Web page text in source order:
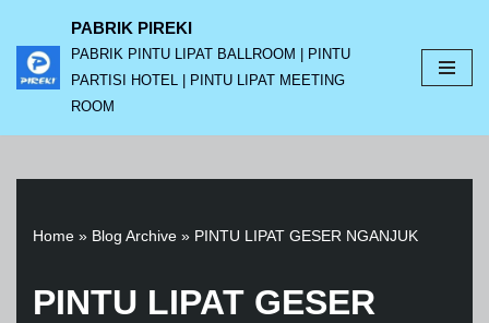
Lompat
ke
PABRIK PIREKI
PABRIK PINTU LIPAT BALLROOM | PINTU
PARTISI HOTEL | PINTU LIPAT MEETING
ROOM
Home » Blog Archive » PINTU LIPAT GESER NGANJUK
PINTU LIPAT GESER